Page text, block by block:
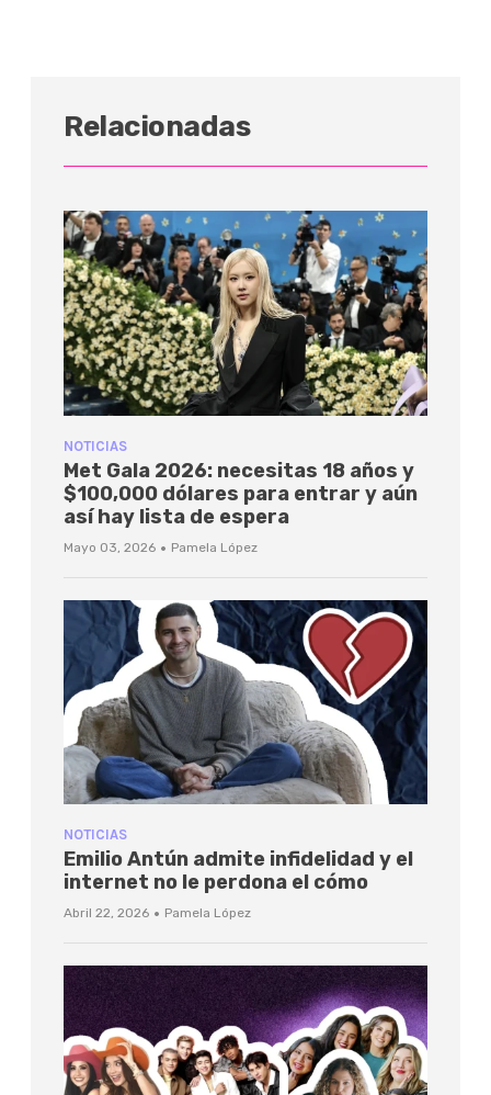
Relacionadas
NOTICIAS
Met Gala 2026: necesitas 18 años y
$100,000 dólares para entrar y aún
así hay lista de espera
Mayo 03, 2026 · Pamela López
NOTICIAS
Emilio Antún admite infidelidad y el
internet no le perdona el cómo
Abril 22, 2026 · Pamela López